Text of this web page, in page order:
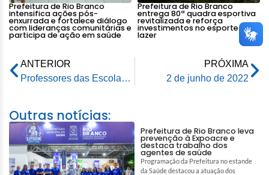
Prefeitura de Rio Branco
intensifica ações pós-
enxurrada e fortalece diálogo
com lideranças comunitárias e
participa de ação em saúde
Prefeitura de Rio Branco
entrega 80ª quadra esportiva
revitalizada e reforça
investimentos no esporte e
lazer
ANTERIOR
Professores das Escolas Municipais Hélio Melo, Juvenal Antunes e José Potyguara recebem notebooks da Prefeitura de Rio Branco
PRÓXIMA
2 de junho de 2022
Outras notícias:
Prefeitura de Rio Branco leva
prevenção à Expoacre e
destaca trabalho dos
agentes de saúde
Programação da Prefeitura no estande
da Saúde destacou a atuação dos